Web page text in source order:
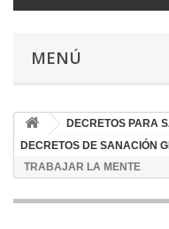
MENÚ
DECRETOS PARA
DECRETOS DE SANACIÓN
TRABAJAR LA MENTE